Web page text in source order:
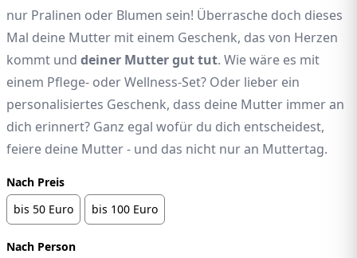
nur Pralinen oder Blumen sein! Überrasche doch dieses
Mal deine Mutter mit einem Geschenk, das von Herzen
kommt und deiner Mutter gut tut. Wie wäre es mit
einem Pflege- oder Wellness-Set? Oder lieber ein
personalisiertes Geschenk, dass deine Mutter immer an
dich erinnert? Ganz egal wofür du dich entscheidest,
feiere deine Mutter - und das nicht nur an Muttertag.
Nach Preis
bis 50 Euro
bis 100 Euro
Nach Person